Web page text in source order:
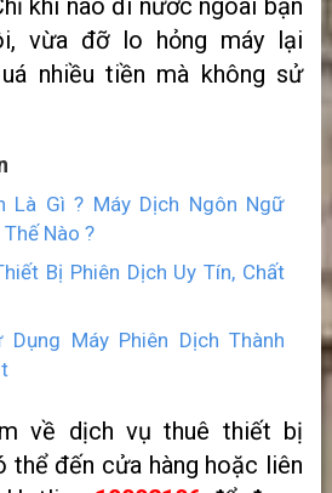
khi nào đi nước ngoài bạn
vừa đỡ lo hỏng máy lại
nhiều tiền mà không sử
Là Gì ? Máy Dịch Ngôn Ngữ
Nào ?
Bị Phiên Dịch Uy Tín, Chất
Dụng Máy Phiên Dịch Thành
về dịch vụ thuê thiết bị
thể đến cửa hàng hoặc liên